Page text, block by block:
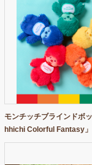
モンチッチブラインドボ
hhichi Colorful Fantasy」